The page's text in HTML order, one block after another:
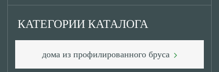
КАТЕГОРИИ КАТАЛОГА
дома из профилированного бруса